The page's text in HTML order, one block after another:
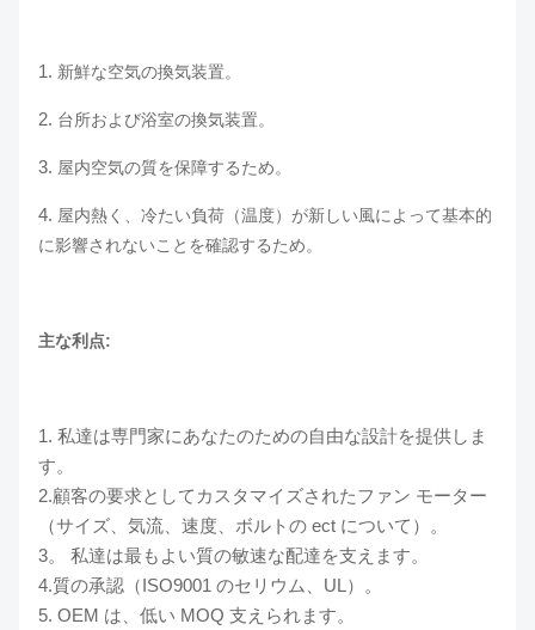
1. 新鮮な空気の換気装置。
2. 台所および浴室の換気装置。
3. 屋内空気の質を保障するため。
4. 屋内熱く、冷たい負荷（温度）が新しい風によって基本的
に影響されないことを確認するため。
主な利点:
1. 私達は専門家にあなたのための自由な設計を提供しま
す。
2.顧客の要求としてカスタマイズされたファン モーター
（サイズ、気流、速度、ボルトの ect について）。
3。 私達は最もよい質の敏速な配達を支えます。
4.質の承認（ISO9001 のセリウム、UL）。
5. OEM は、低い MOQ 支えられます。